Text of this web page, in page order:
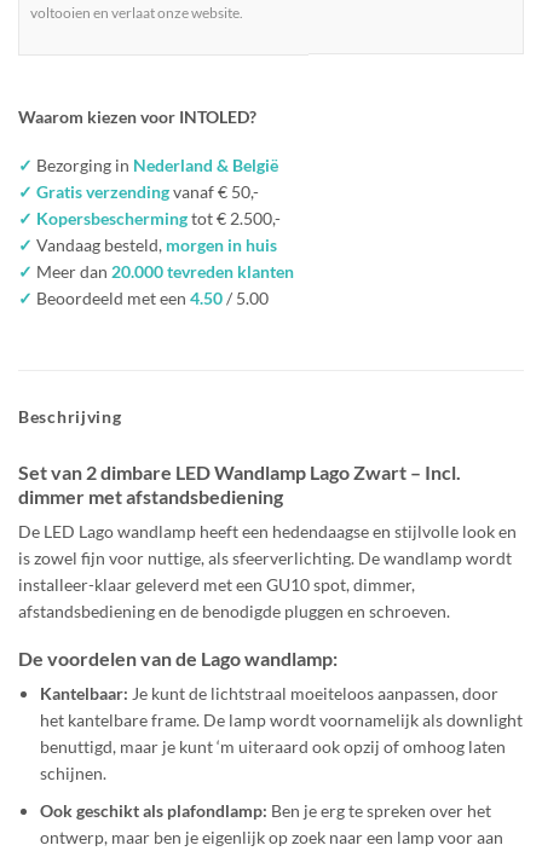
voltooien en verlaat onze website.
Waarom kiezen voor INTOLED?
✓ Bezorging in Nederland & België
✓ Gratis verzendingvanaf € 50,-
✓ Kopersbeschermingtot € 2.500,-
✓ Vandaag besteld, morgen in huis
✓ Meer dan 20.000 tevreden klanten
✓ Beoordeeld met een 4.50/ 5.00
Beschrijving
Set van 2 dimbare LED Wandlamp Lago Zwart – Incl.
dimmer met afstandsbediening
De LED Lago wandlamp heeft een hedendaagse en stijlvolle look en
is zowel fijn voor nuttige, als sfeerverlichting. De wandlamp wordt
installeer-klaar geleverd met een GU10 spot, dimmer,
afstandsbediening en de benodigde pluggen en schroeven.
De voordelen van de Lago wandlamp:
Kantelbaar: Je kunt de lichtstraal moeiteloos aanpassen, door
het kantelbare frame. De lamp wordt voornamelijk als downlight
benuttigd, maar je kunt ‘m uiteraard ook opzij of omhoog laten
schijnen.
Ook geschikt als plafondlamp: Ben je erg te spreken over het
ontwerp, maar ben je eigenlijk op zoek naar een lamp voor aan